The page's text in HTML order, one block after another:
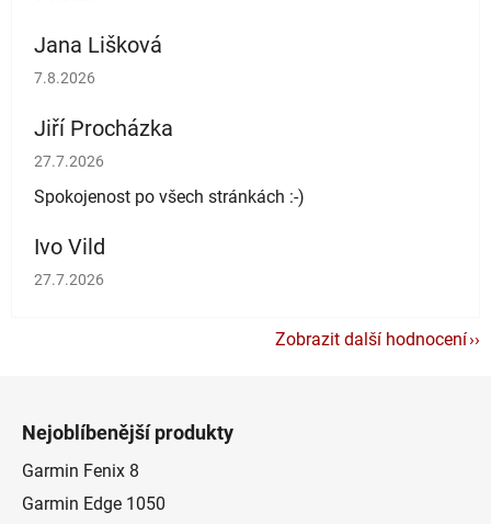
Jana Lišková
Hodnocení obchodu je 5 z 5 hvězdiček.
7.8.2026
Jiří Procházka
Hodnocení obchodu je 5 z 5 hvězdiček.
27.7.2026
Spokojenost po všech stránkách :-)
Ivo Vild
Hodnocení obchodu je 5 z 5 hvězdiček.
27.7.2026
Zobrazit další hodnocení
Nejoblíbenější produkty
Garmin Fenix 8
Garmin Edge 1050